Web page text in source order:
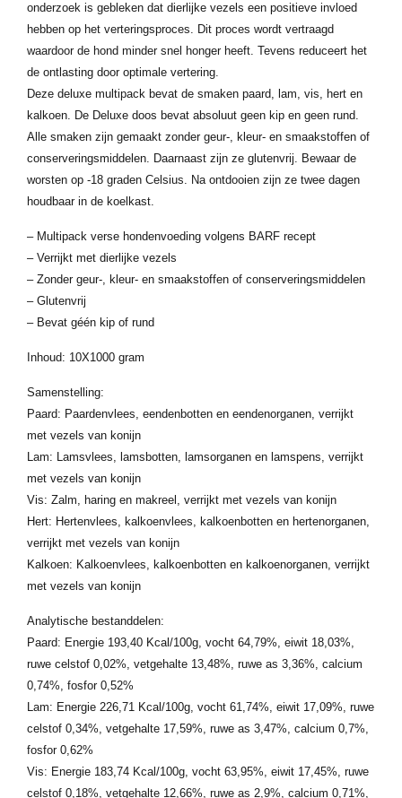
onderzoek is gebleken dat dierlijke vezels een positieve invloed
hebben op het verteringsproces. Dit proces wordt vertraagd
waardoor de hond minder snel honger heeft. Tevens reduceert het
de ontlasting door optimale vertering.
Deze deluxe multipack bevat de smaken paard, lam, vis, hert en
kalkoen. De Deluxe doos bevat absoluut geen kip en geen rund.
Alle smaken zijn gemaakt zonder geur-, kleur- en smaakstoffen of
conserveringsmiddelen. Daarnaast zijn ze glutenvrij. Bewaar de
worsten op -18 graden Celsius. Na ontdooien zijn ze twee dagen
houdbaar in de koelkast.
– Multipack verse hondenvoeding volgens BARF recept
– Verrijkt met dierlijke vezels
– Zonder geur-, kleur- en smaakstoffen of conserveringsmiddelen
– Glutenvrij
– Bevat géén kip of rund
Inhoud: 10X1000 gram
Samenstelling:
Paard: Paardenvlees, eendenbotten en eendenorganen, verrijkt
met vezels van konijn
Lam: Lamsvlees, lamsbotten, lamsorganen en lamspens, verrijkt
met vezels van konijn
Vis: Zalm, haring en makreel, verrijkt met vezels van konijn
Hert: Hertenvlees, kalkoenvlees, kalkoenbotten en hertenorganen,
verrijkt met vezels van konijn
Kalkoen: Kalkoenvlees, kalkoenbotten en kalkoenorganen, verrijkt
met vezels van konijn
Analytische bestanddelen:
Paard: Energie 193,40 Kcal/100g, vocht 64,79%, eiwit 18,03%,
ruwe celstof 0,02%, vetgehalte 13,48%, ruwe as 3,36%, calcium
0,74%, fosfor 0,52%
Lam: Energie 226,71 Kcal/100g, vocht 61,74%, eiwit 17,09%, ruwe
celstof 0,34%, vetgehalte 17,59%, ruwe as 3,47%, calcium 0,7%,
fosfor 0,62%
Vis: Energie 183,74 Kcal/100g, vocht 63,95%, eiwit 17,45%, ruwe
celstof 0,18%, vetgehalte 12,66%, ruwe as 2,9%, calcium 0,71%,